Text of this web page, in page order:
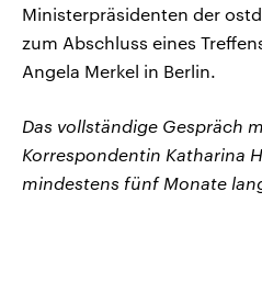
Ministerpräsidenten der
zum Abschluss eines
Angela Merkel in Berlin.
Das vollständige Gespräch
Korrespondentin Katharina
mindestens fünf Monate